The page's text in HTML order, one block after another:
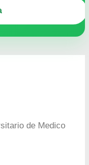
de Medico